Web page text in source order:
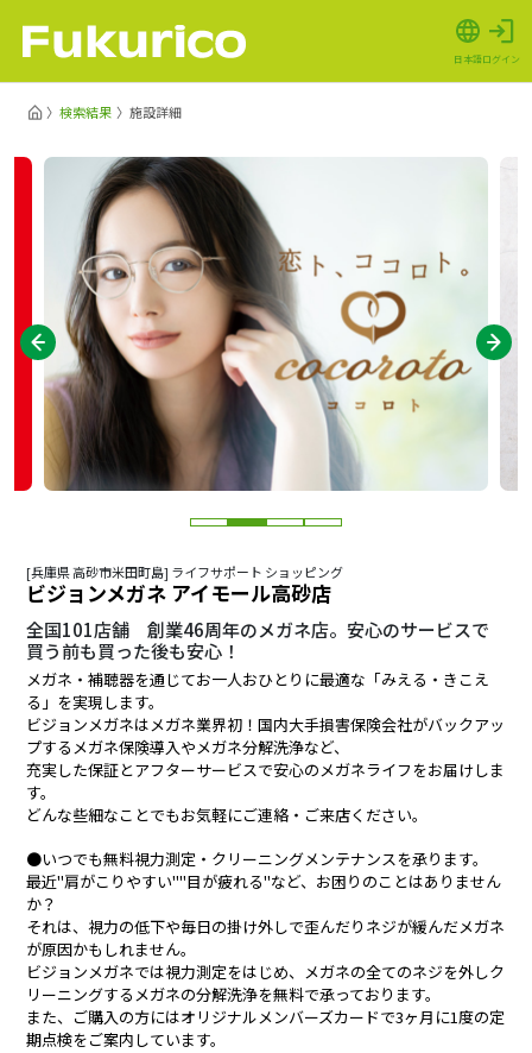
日本語ログイン
検索結果 施設詳細
[兵庫県 高砂市米田町島] ライフサポート ショッピング
ビジョンメガネ アイモール高砂店
全国101店舗 創業46周年のメガネ店。安心のサービスで
買う前も買った後も安心！
メガネ・補聴器を通じてお一人おひとりに最適な「みえる・きこえ
る」を実現します。
ビジョンメガネはメガネ業界初！国内大手損害保険会社がバックアッ
プするメガネ保険導入やメガネ分解洗浄など、
充実した保証とアフターサービスで安心のメガネライフをお届けしま
す。
どんな些細なことでもお気軽にご連絡・ご来店ください。
●いつでも無料視力測定・クリーニングメンテナンスを承ります。
最近"肩がこりやすい""目が疲れる"など、お困りのことはありません
か？
それは、視力の低下や毎日の掛け外しで歪んだりネジが緩んだメガネ
が原因かもしれません。
ビジョンメガネでは視力測定をはじめ、メガネの全てのネジを外しク
リーニングするメガネの分解洗浄を無料で承っております。
また、ご購入の方にはオリジナルメンバーズカードで3ヶ月に1度の定
期点検をご案内しています。